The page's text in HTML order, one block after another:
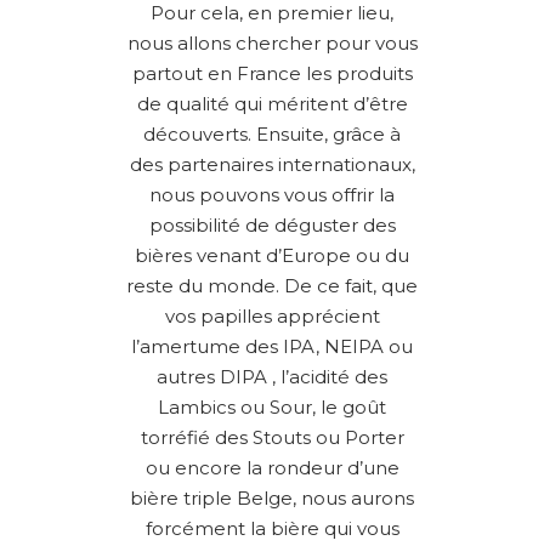
Pour cela, en premier lieu,
nous allons chercher pour vous
partout en France les produits
de qualité qui méritent d’être
découverts. Ensuite, grâce à
des partenaires internationaux,
nous pouvons vous offrir la
possibilité de déguster des
bières venant d’Europe ou du
reste du monde. De ce fait, que
vos papilles apprécient
l’amertume des IPA, NEIPA ou
autres DIPA , l’acidité des
Lambics ou Sour, le goût
torréfié des Stouts ou Porter
ou encore la rondeur d’une
bière triple Belge, nous aurons
forcément la bière qui vous